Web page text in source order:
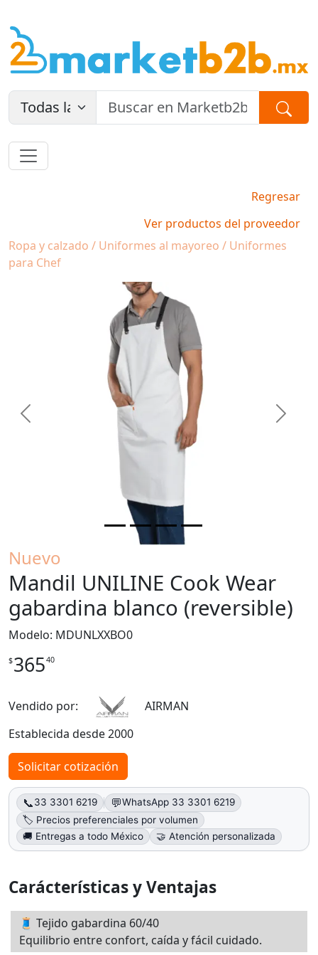
Regresar
Ver productos del proveedor
Ropa y calzado / Uniformes al mayoreo / Uniformes
para Chef
Previous Next
Nuevo
Mandil UNILINE Cook Wear
gabardina blanco (reversible)
Modelo: MDUNLXXBO0
$36540
Vendido por:
AIRMAN
Establecida desde 2000
Solicitar cotización
📞33 3301 6219 💬WhatsApp 33 3301 6219
🏷️ Precios preferenciales por volumen
🚚 Entregas a todo México
🤝 Atención personalizada
Carácterísticas y Ventajas
🧵 Tejido gabardina 60/40
Equilibrio entre confort, caída y fácil cuidado.